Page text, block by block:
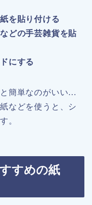
を貼り付ける
どの手芸雑貨を貼
にする
簡単なのがいい…
などを使うと、シ
。
すめの紙